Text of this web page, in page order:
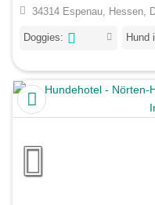
34314 Espenau, Hessen,
Doggies: Hund